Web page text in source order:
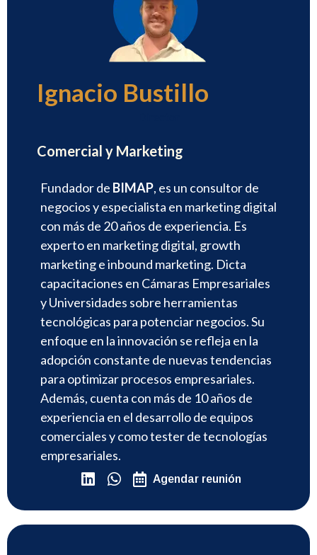
Ignacio Bustillo
Comercial y Marketing
Fundador de BIMAP, es un consultor de
negocios y especialista en marketing digital
con más de 20 años de experiencia. Es
experto en marketing digital, growth
marketing e inbound marketing. Dicta
capacitaciones en Cámaras Empresariales
y Universidades sobre herramientas
tecnológicas para potenciar negocios. Su
enfoque en la innovación se refleja en la
adopción constante de nuevas tendencias
para optimizar procesos empresariales.
Además, cuenta con más de 10 años de
experiencia en el desarrollo de equipos
comerciales y como tester de tecnologías
empresariales.
Agendar reunión